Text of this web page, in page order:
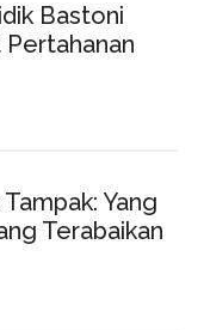
Bastoni
Yang
Terabaikan